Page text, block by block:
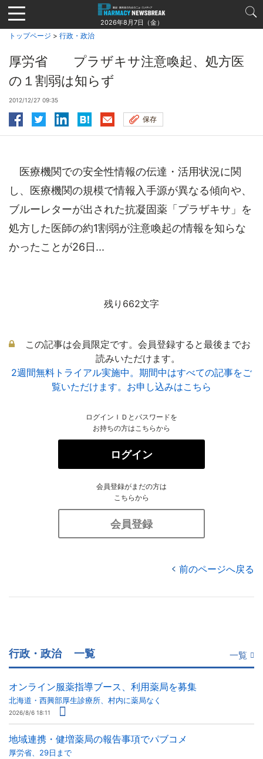
Jump
to
navigation
2026年8月7日（金）
トップページ > 行政・政治
厚労省 プラザキサ注意喚起、処方医
の１割弱は知らず
2012/12/27 09:35
保存
医療機関での安全性情報の伝達・活用状況に関
し、医療機関の規模で情報入手源が異なる傾向や、
ブルーレターが出された抗凝固薬「プラザキサ」を
処方した医師の約1割弱が注意喚起の情報を知らな
かったことが26日...
残り662文字
この記事は会員限定です。会員登録すると最後までお
読みいただけます。
2週間無料トライアル実施中。期間中はすべての記事をご
覧いただけます。お申し込みはこちら
ログインＩＤとパスワードを
お持ちの方はこちらから
ログイン
会員登録がまだの方は
こちらから
会員登録
前のページへ戻る
行政・政治 一覧 一覧
オンライン服薬指導ブース、利用薬局を募集
北海道・西興部厚生診療所、村内に薬局なく
2026/8/6 18:11
地域連携・健増薬局の報告事項でパブコメ
厚労省、29日まで